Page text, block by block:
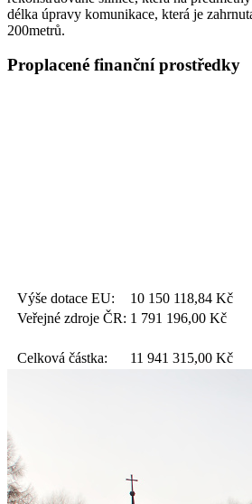
délka úpravy komunikace, která je
200metrů.
Proplacené finanční prostředky
Výše dotace EU: 10 150 118,84 Kč
Veřejné zdroje ČR: 1 791 196,00 Kč
Celková částka: 11 941 315,00 Kč